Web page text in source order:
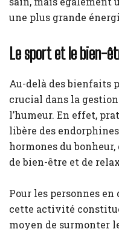
une plus grande
Le sport et le bien-
Au-delà des bienfaits
crucial dans la
l’humeur. En effet,
libère des
hormones du
de bien-être et de
Pour les personnes
cette activité
moyen de surmonter